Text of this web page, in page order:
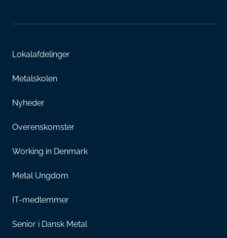
Lokalafdelinger
Metalskolen
Nyheder
Overenskomster
Working in Denmark
Metal Ungdom
IT-medlemmer
Senior i Dansk Metal